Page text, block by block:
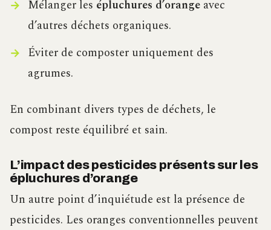
Mélanger les épluchures d’orangeavec
d’autres déchets organiques.
Éviter de composter uniquement des
agrumes.
En combinant divers types de déchets, le
compost reste équilibré et sain.
L’impact des pesticides présents sur les
épluchures d’orange
Un autre point d’inquiétude est la présence de
pesticides. Les oranges conventionnelles peuvent